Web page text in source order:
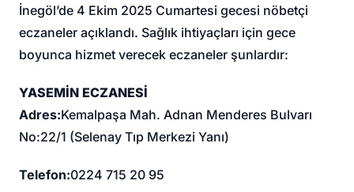
İnegöl’de 4 Ekim 2025 Cumartesi gecesi nöbetçi
eczaneler açıklandı. Sağlık ihtiyaçları için gece
boyunca hizmet verecek eczaneler şunlardır:
YASEMİN ECZANESİ
Adres:Kemalpaşa Mah. Adnan Menderes Bulvarı
No:22/1 (Selenay Tıp Merkezi Yanı)
Telefon:0224 715 20 95